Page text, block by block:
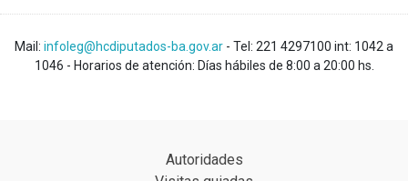
Mail: infoleg@hcdiputados-ba.gov.ar - Tel: 221 4297100 int: 1042 a
1046 - Horarios de atención: Días hábiles de 8:00 a 20:00 hs.
Autoridades